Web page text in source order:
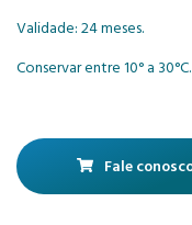
Validade: 24 meses.
Conservar entre 10° a 30°C.
Fale